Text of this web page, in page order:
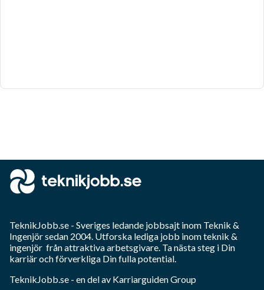
TeknikJobb.se - Sveriges ledande jobbsajt inom Teknik &
Ingenjörsedan 2004. Utforska lediga jobb inomteknik &
ingenjör från attraktiva arbetsgivare. Ta nästa steg i Din
karriär och förverkliga Din fulla potential.
TeknikJobb.se - en del av Karriarguiden Group